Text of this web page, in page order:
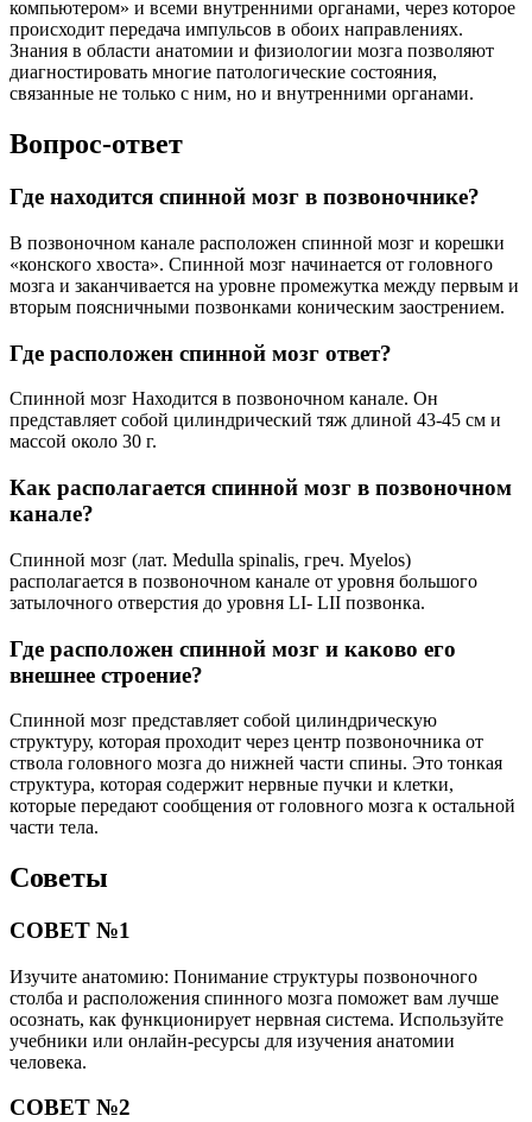
компьютером» и всеми внутренними органами, через которое
происходит передача импульсов в обоих направлениях.
Знания в области анатомии и физиологии мозга позволяют
диагностировать многие патологические состояния,
связанные не только с ним, но и внутренними органами.
Вопрос-ответ
Где находится спинной мозг в позвоночнике?
В позвоночном канале расположен спинной мозг и корешки
«конского хвоста». Спинной мозг начинается от головного
мозга и заканчивается на уровне промежутка между первым и
вторым поясничными позвонками коническим заострением.
Где расположен спинной мозг ответ?
Спинной мозг Находится в позвоночном канале. Он
представляет собой цилиндрический тяж длиной 43-45 см и
массой около 30 г.
Как располагается спинной мозг в позвоночном
канале?
Спинной мозг (лат. Medulla spinalis, греч. Myelos)
располагается в позвоночном канале от уровня большого
затылочного отверстия до уровня LI- LII позвонка.
Где расположен спинной мозг и каково его
внешнее строение?
Спинной мозг представляет собой цилиндрическую
структуру, которая проходит через центр позвоночника от
ствола головного мозга до нижней части спины. Это тонкая
структура, которая содержит нервные пучки и клетки,
которые передают сообщения от головного мозга к остальной
части тела.
Советы
СОВЕТ №1
Изучите анатомию: Понимание структуры позвоночного
столба и расположения спинного мозга поможет вам лучше
осознать, как функционирует нервная система. Используйте
учебники или онлайн-ресурсы для изучения анатомии
человека.
СОВЕТ №2